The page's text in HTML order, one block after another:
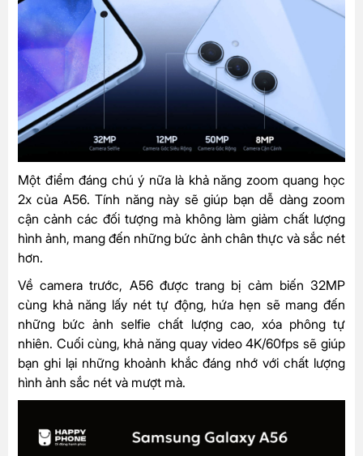
Một điểm đáng chú ý nữa là khả năng zoom quang học
2x của A56. Tính năng này sẽ giúp bạn dễ dàng zoom
cận cảnh các đối tượng mà không làm giảm chất lượng
hình ảnh, mang đến những bức ảnh chân thực và sắc nét
hơn.
Về camera trước, A56 được trang bị cảm biến 32MP
cùng khả năng lấy nét tự động, hứa hẹn sẽ mang đến
những bức ảnh selfie chất lượng cao, xóa phông tự
nhiên. Cuối cùng, khả năng quay video 4K/60fps sẽ giúp
bạn ghi lại những khoảnh khắc đáng nhớ với chất lượng
hình ảnh sắc nét và mượt mà.